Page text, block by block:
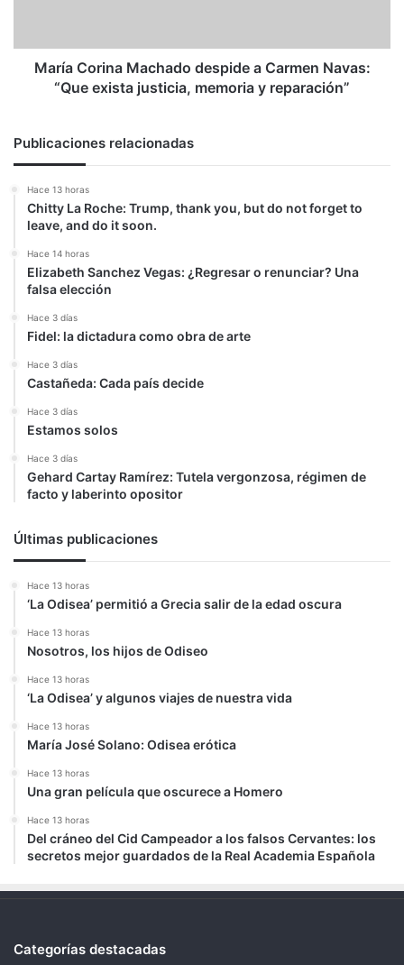
exista
justicia,
memoria
María Corina Machado despide a Carmen Navas:
“Que exista justicia, memoria y reparación”
Publicaciones relacionadas
Hace 13 horas
Chitty La Roche: Trump, thank you, but do not forget to
leave, and do it soon.
Hace 14 horas
Elizabeth Sanchez Vegas: ¿Regresar o renunciar? Una
falsa elección
Hace 3 días
Fidel: la dictadura como obra de arte
Hace 3 días
Castañeda: Cada país decide
Hace 3 días
Estamos solos
Hace 3 días
Gehard Cartay Ramírez: Tutela vergonzosa, régimen de
facto y laberinto opositor
Últimas publicaciones
Hace 13 horas
‘La Odisea’ permitió a Grecia salir de la edad oscura
Hace 13 horas
Nosotros, los hijos de Odiseo
Hace 13 horas
‘La Odisea’ y algunos viajes de nuestra vida
Hace 13 horas
María José Solano: Odisea erótica
Hace 13 horas
Una gran película que oscurece a Homero
Hace 13 horas
Del cráneo del Cid Campeador a los falsos Cervantes: los
secretos mejor guardados de la Real Academia Española
Categorías destacadas